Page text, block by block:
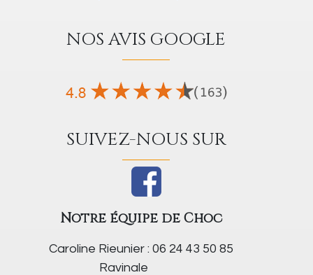
NOS AVIS GOOGLE
SUIVEZ-NOUS SUR
Notre équipe de Choc
Caroline Rieunier : 06 24 43 50 85
Ravinale